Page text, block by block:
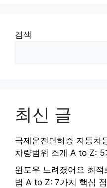
검색
최신 글
국제운전면허증 자동차
차량범위 소개 A to Z: 5
윈도우 느려졌어요 최
법 A to Z: 7가지 핵심